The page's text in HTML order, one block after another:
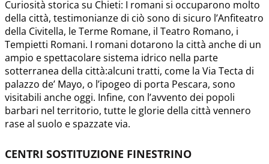
Curiosità storica su Chieti: I romani si occuparono molto
della città, testimonianze di ciò sono di sicuro l’Anfiteatro
della Civitella, le Terme Romane, il Teatro Romano, i
Tempietti Romani. I romani dotarono la città anche di un
ampio e spettacolare sistema idrico nella parte
sotterranea della città:alcuni tratti, come la Via Tecta di
palazzo de’ Mayo, o l’ipogeo di porta Pescara, sono
visitabili anche oggi. Infine, con l’avvento dei popoli
barbari nel territorio, tutte le glorie della città vennero
rase al suolo e spazzate via.
CENTRI SOSTITUZIONE FINESTRINO